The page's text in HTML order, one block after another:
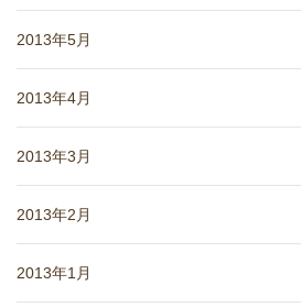
2013年5月
2013年4月
2013年3月
2013年2月
2013年1月